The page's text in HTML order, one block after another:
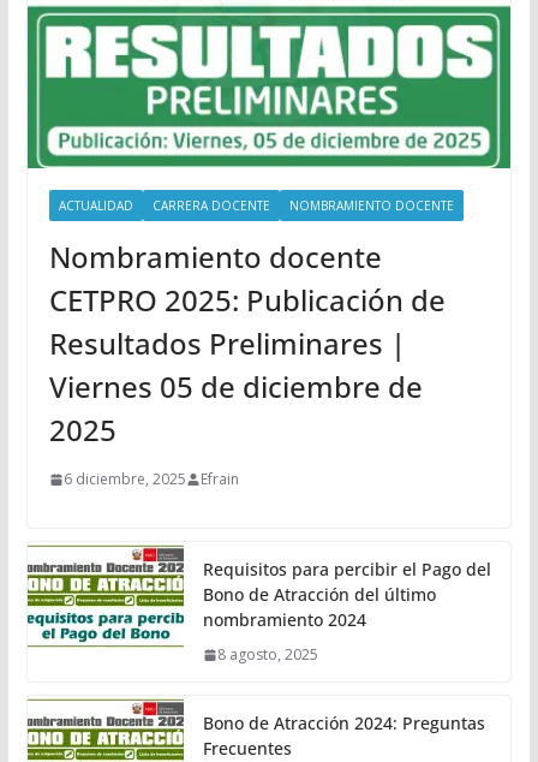
ACTUALIDAD CARRERA DOCENTE NOMBRAMIENTO DOCENTE
Nombramiento docente
CETPRO 2025: Publicación de
Resultados Preliminares |
Viernes 05 de diciembre de
2025
6 diciembre, 2025 Efrain
Requisitos para percibir el Pago del
Bono de Atracción del último
nombramiento 2024
8 agosto, 2025
Bono de Atracción 2024: Preguntas
Frecuentes